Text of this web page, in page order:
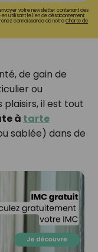
votre newsletter contenant des
utilisant le lien de désabonnement
connaissance de notreCharte de
de gain de
ou
il est tout
à tarte
sablée) dans de